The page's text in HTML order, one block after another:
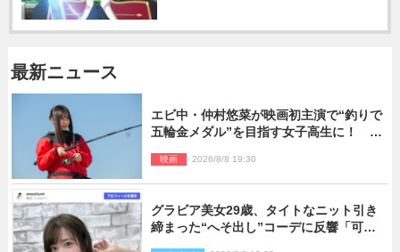
最新ニュース
エビ中・仲村悠菜が映画初主演で“釣りで
五輪金メダル”を目指す女子高生に！ 映
映画 2026/8/8 19:30
グラビア美女29歳、タイトなニット引き
締まった“へそ出し”コーデに反響「可愛